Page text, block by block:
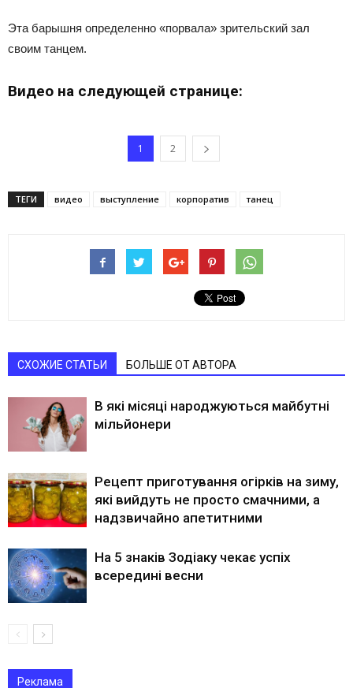
Эта барышня определенно «порвала» зрительский зал
своим танцем.
Видео на следующей странице:
1 2
ТЕГИ видео выступление корпоратив танец
СХОЖИЕ СТАТЬИ БОЛЬШЕ ОТ АВТОРА
В які місяці народжуються майбутні
мільйонери
Рецепт приготування огірків на зиму,
які вийдуть не просто смачними, а
надзвичайно апетитними
На 5 знаків Зодіаку чекає успіх
всередині весни
Реклама